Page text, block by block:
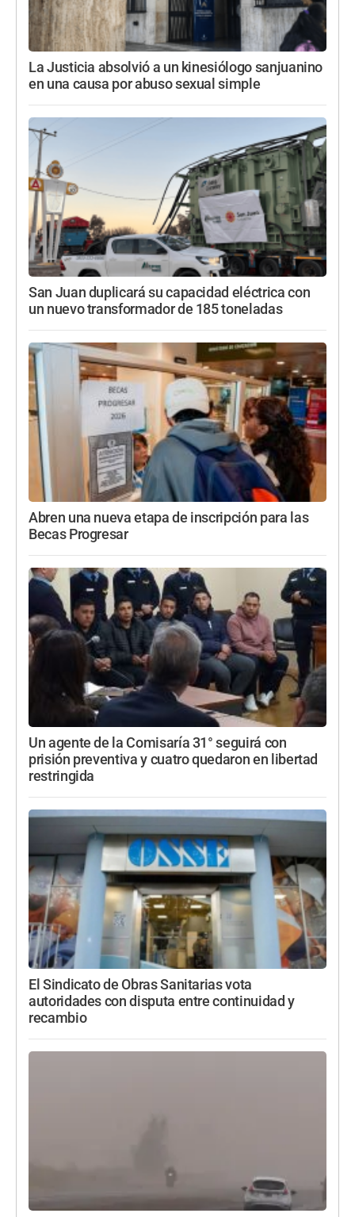
La Justicia absolvió a un kinesiólogo sanjuanino
en una causa por abuso sexual simple
San Juan duplicará su capacidad eléctrica con
un nuevo transformador de 185 toneladas
Abren una nueva etapa de inscripción para las
Becas Progresar
Un agente de la Comisaría 31° seguirá con
prisión preventiva y cuatro quedaron en libertad
restringida
El Sindicato de Obras Sanitarias vota
autoridades con disputa entre continuidad y
recambio